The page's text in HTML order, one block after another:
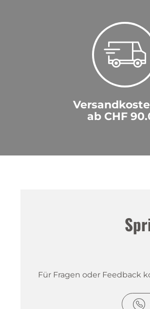
ab CHF
Für Fragen oder Feedback